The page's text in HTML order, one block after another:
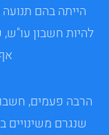
הייתה בהם
להיות חשבון
הרבה פעמים,
שנגרם משינויים